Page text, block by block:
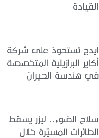
القيادة
ايدج تستحوذ على شركة
أكاير البرازيلية المتخصصة
في هندسة الطيران
سلاح الضوء.. ليزر يسقط
الطائرات المسيّرة خلال